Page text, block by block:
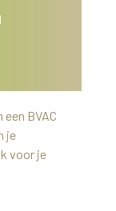
BVAC
je
voor je